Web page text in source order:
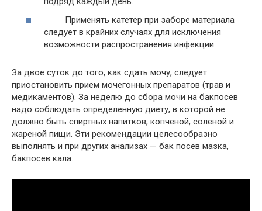
Применять катетер при заборе материала
следует в крайних случаях для исключения
возможности распространения инфекции.
За двое суток до того, как сдать мочу, следует
приостановить прием мочегонных препаратов (трав и
медикаментов). За неделю до сбора мочи на бакпосев
надо соблюдать определенную диету, в которой не
должно быть спиртных напитков, копченой, соленой и
жареной пищи. Эти рекомендации целесообразно
выполнять и при других анализах — бак посев мазка,
бакпосев кала.